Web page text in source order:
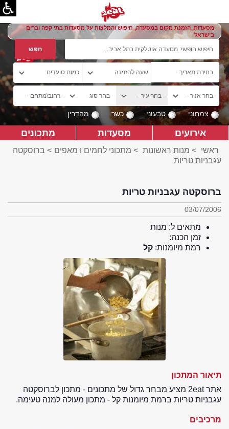
מסעדות, הזמנת מקום במסעדה, חיפוש והמלצות על מסעדות בתי קפה וברים
בישראל
צמחוני טבעוני כשר מהדרין
אירועים מסעדות מתכונים
ראשי > מנות ראשונות > מתכוני לחמים ו מאפים > ברוסקטה
עגבניות טריות
ברוסקטה עגבניות טריות
03/07/2006
מתאים ל: מנות
זמן הכנה:
רמת מיומנות: קל
תיאור המתכון
אתר 2eat מציע מבחר גדול של מתכונים - מתכון לברוסקטה
עגבניות טריות ברמת מיומנות קל - מתכון מעולה למנה טעימה.
מרכיבים